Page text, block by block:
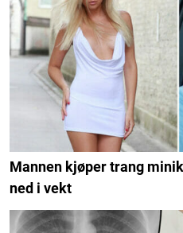
Mannen kjøper trang
ned i vekt